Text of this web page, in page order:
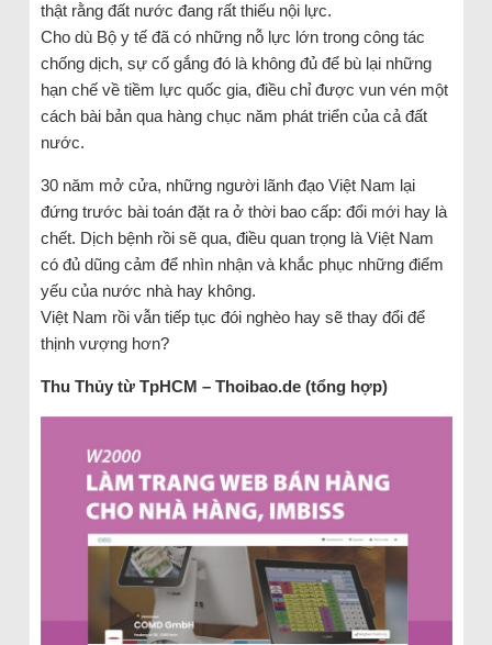
thật rằng đất nước đang rất thiếu nội lực.
Cho dù Bộ y tế đã có những nỗ lực lớn trong công tác
chống dịch, sự cố gắng đó là không đủ để bù lại những
hạn chế về tiềm lực quốc gia, điều chỉ được vun vén một
cách bài bản qua hàng chục năm phát triển của cả đất
nước.
30 năm mở cửa, những người lãnh đạo Việt Nam lại
đứng trước bài toán đặt ra ở thời bao cấp: đổi mới hay là
chết. Dịch bệnh rồi sẽ qua, điều quan trọng là Việt Nam
có đủ dũng cảm để nhìn nhận và khắc phục những điểm
yếu của nước nhà hay không.
Việt Nam rồi vẫn tiếp tục đói nghèo hay sẽ thay đổi để
thịnh vượng hơn?
Thu Thủy từ TpHCM – Thoibao.de (tổng hợp)